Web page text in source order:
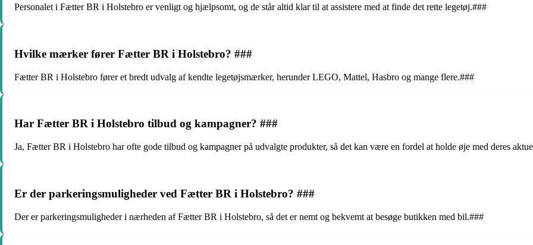
Personalet i Fætter BR i Holstebro er venligt og hjælpsomt, og de står altid klar til at assistere med at finde det rette legetøj.###
Hvilke mærker fører Fætter BR i Holstebro? ###
Fætter BR i Holstebro fører et bredt udvalg af kendte legetøjsmærker, herunder LEGO, Mattel, Hasbro og mange flere.###
Har Fætter BR i Holstebro tilbud og kampagner? ###
Ja, Fætter BR i Holstebro har ofte gode tilbud og kampagner på udvalgte produkter, så det kan være en fordel at holde øje med deres
Er der parkeringsmuligheder ved Fætter BR i Holstebro? ###
Der er parkeringsmuligheder i nærheden af Fætter BR i Holstebro, så det er nemt og bekvemt at besøge butikken med bil.###